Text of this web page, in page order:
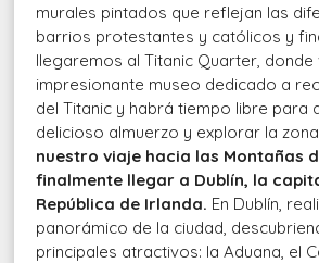
murales pintados que reflejan las
barrios protestantes y católicos y
llegaremos al Titanic Quarter,
impresionante museo dedicado a
del Titanic y habrá tiempo libre para
delicioso almuerzo y explorar la
nuestro viaje hacia las Montañas
finalmente llegar a Dublín, la
República de Irlanda. En Dublín,
panorámico de la ciudad,
principales atractivos: la Aduana, el